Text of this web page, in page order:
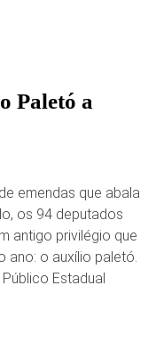
Paletó a
emendas que abala
os 94 deputados
antigo privilégio que
ano: o auxílio paletó.
Estadual